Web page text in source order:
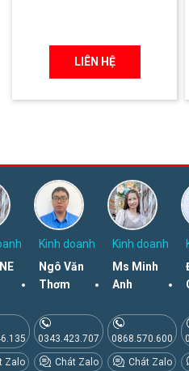
LIÊN HỆ
Zalo
Kinh doanh
Ngô Văn
Thơm
0343.423.707
Chát Zalo
Kinh doanh
Ms Minh
Anh
0868.570.600
Chát Zalo